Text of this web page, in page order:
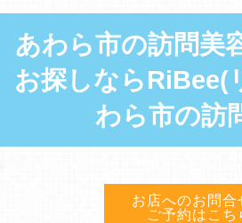
あわら市の訪問美
お探しならRiBee(
わら市の訪
お店へのお問合
ご予約はこち